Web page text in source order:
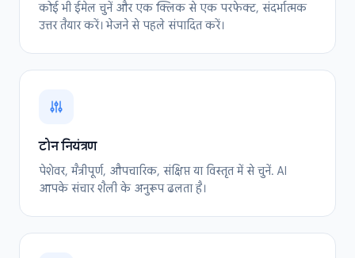
कोई भी ईमेल चुनें और एक क्लिक से एक परफेक्ट, संदर्भात्मक
उत्तर तैयार करें। भेजने से पहले संपादित करें।
टोन नियंत्रण
पेशेवर, मैत्रीपूर्ण, औपचारिक, संक्षिप्त या विस्तृत में से चुनें. AI
आपके संचार शैली के अनुरूप ढलता है।